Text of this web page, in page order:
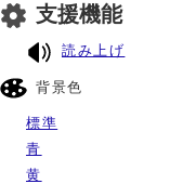
支援機能
読み上げ
背景色
標準
青
黄